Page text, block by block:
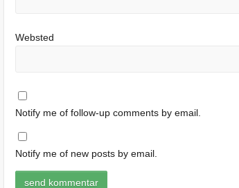
Websted
Notify me of follow-up comments by email.
Notify me of new posts by email.